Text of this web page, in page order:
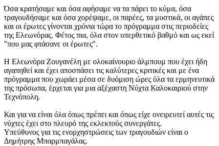
Όσα κρατήσαμε και όσα αφήσαμε να τα πάρει το κύμα, όσα
τραγουδήσαμε και όσα χορέψαμε, οι παρέες, τα μυστικά, οι αγάπες
και οι έρωτες γίνονται χρόνια τώρα το πρόγραμμα στις περιοδείες
της Ελεωνόρας. Φέτος πια, όλα στον υπερθετικό βαθμό και ως εκεί
"που μας φτάσανε οι έρωτες".
Η Ελεωνόρα Ζουγανέλη με ολοκαίνουριο άλμπουμ που έχει ήδη
αγαπηθεί και έχει αποσπάσει τις καλύτερες κριτικές και με ένα
πρόγραμμα που χωράει μέσα σε δυόμιση ώρες όλα τα ερμηνευτικά
της πρόσωπα, έρχεται για μια αξέχαστη Νύχτα Καλοκαιριού στην
Τεχνόπολη.
Και για να είναι όλα όπως πρέπει και όπως είχε ονειρευτεί αυτές τις
νύχτες έχει στο πλευρό της εκλεκτούς συνεργάτες.
Υπεύθυνος για τις ενορχηστρώσεις των τραγουδιών είναι ο
Δημήτρης Μπαρμπαγάλας.